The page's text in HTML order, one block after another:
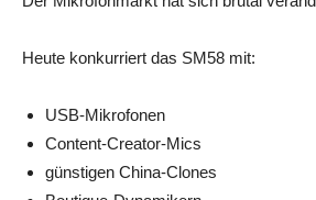
Heute konkurriert das SM58 mit:
USB-Mikrofonen
Content-Creator-Mics
günstigen China-Clones